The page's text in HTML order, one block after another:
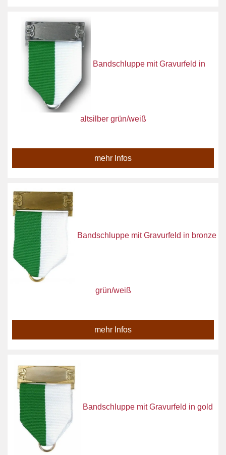
Bandschluppe mit Gravurfeld in
altsilber grün/weiß
mehr Infos
Bandschluppe mit Gravurfeld in bronze
grün/weiß
mehr Infos
Bandschluppe mit Gravurfeld in gold